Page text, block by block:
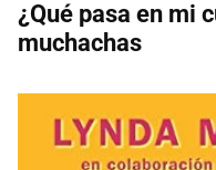
¿Qué pasa en mi
muchachas